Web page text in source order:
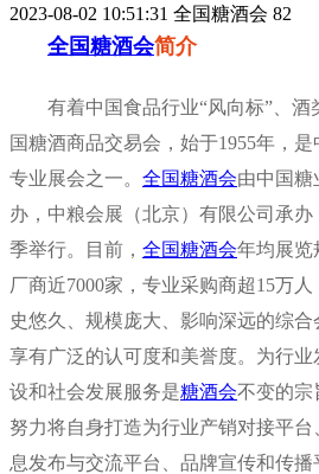
2023-08-02 10:51:31 全国糖酒会 82
全国糖酒会简介
有着中国食品行业“风向标”、酒
国糖酒商品交易会 ，始于1955年，
专业展会之一。 全国糖酒会由中国糖
办，中粮会展（北京）有限公司承
季举行。目前， 全国糖酒会年均展览
厂商近7000家，专业采购商超15万
史悠久、规模庞大、影响深远的综
享有广泛的认可度和美誉度。为行
设和社会发展服务是糖酒会不变的宗
努力将自身打造为行业产销对接平
息发布与交流平台、品牌宣传和传播